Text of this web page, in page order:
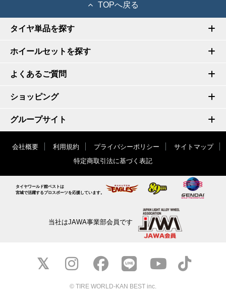
TOPへ戻る
タイヤ単品を探す
ホイールセットを探す
よくあるご質問
ショッピング
グループサイト
会社概要 利用規約 プライバシーポリシー
サイトマップ
特定商取引法に基づく表記
タイヤワールド館ベストは
宮城で活躍するプロスポーツを応援しています。
当社はJAWA事業部会員です
© TIRE WORLD-KAN BEST inc.